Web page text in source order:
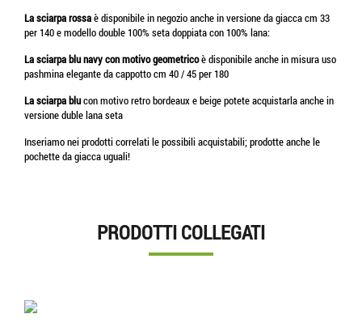
La sciarpa rossaè disponibile in negozio anche in versione da giacca cm 33
per 140 e modello double 100% seta doppiata con 100% lana:
La sciarpa blu navy con motivo geometricoè disponibile anche in misura uso
pashmina elegante da cappotto cm 40 / 45 per 180
La sciarpa blucon motivo retro bordeaux e beige potete acquistarla anche in
versione duble lana seta
Inseriamo nei prodotti correlati le possibili acquistabili; prodotte anche le
pochette da giacca uguali!
PRODOTTI COLLEGATI